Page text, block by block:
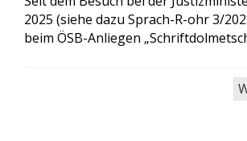
2025 (siehe dazu Sprach-R-ohr 3/
beim ÖSB-Anliegen